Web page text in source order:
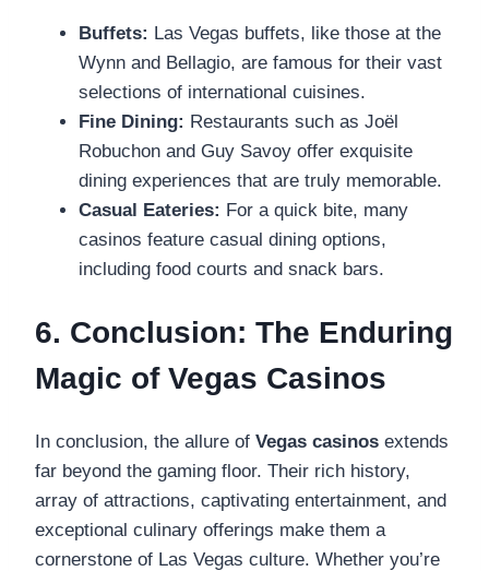
Buffets: Las Vegas buffets, like those at the
Wynn and Bellagio, are famous for their vast
selections of international cuisines.
Fine Dining: Restaurants such as Joël
Robuchon and Guy Savoy offer exquisite
dining experiences that are truly memorable.
Casual Eateries: For a quick bite, many
casinos feature casual dining options,
including food courts and snack bars.
6. Conclusion: The Enduring
Magic of Vegas Casinos
In conclusion, the allure of Vegas casinos extends
far beyond the gaming floor. Their rich history,
array of attractions, captivating entertainment, and
exceptional culinary offerings make them a
cornerstone of Las Vegas culture. Whether you’re